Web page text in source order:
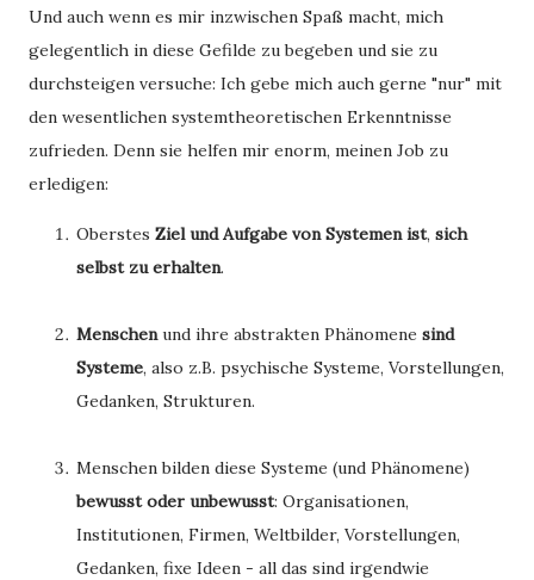
Und auch wenn es mir inzwischen Spaß macht, mich
gelegentlich in diese Gefilde zu begeben und sie zu
durchsteigen versuche: Ich gebe mich auch gerne "nur" mit
den wesentlichen systemtheoretischen Erkenntnisse
zufrieden. Denn sie helfen mir enorm, meinen Job zu
erledigen:
Oberstes Ziel und Aufgabe von Systemen ist, sich
selbst zu erhalten.
Menschen und ihre abstrakten Phänomene sind
Systeme, also z.B. psychische Systeme, Vorstellungen,
Gedanken, Strukturen.
Menschen bilden diese Systeme (und Phänomene)
bewusst oder unbewusst: Organisationen,
Institutionen, Firmen, Weltbilder, Vorstellungen,
Gedanken, fixe Ideen - all das sind irgendwie